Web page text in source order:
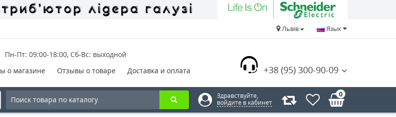
Язык
Львів
+38 (95) 300-90-09
Пн-Пт: 09:00-18:00, Сб-Вс: выходной
о магазине Отзывы о товаре Доставка и оплата
Здравствуйте,
войдите в кабинет
0